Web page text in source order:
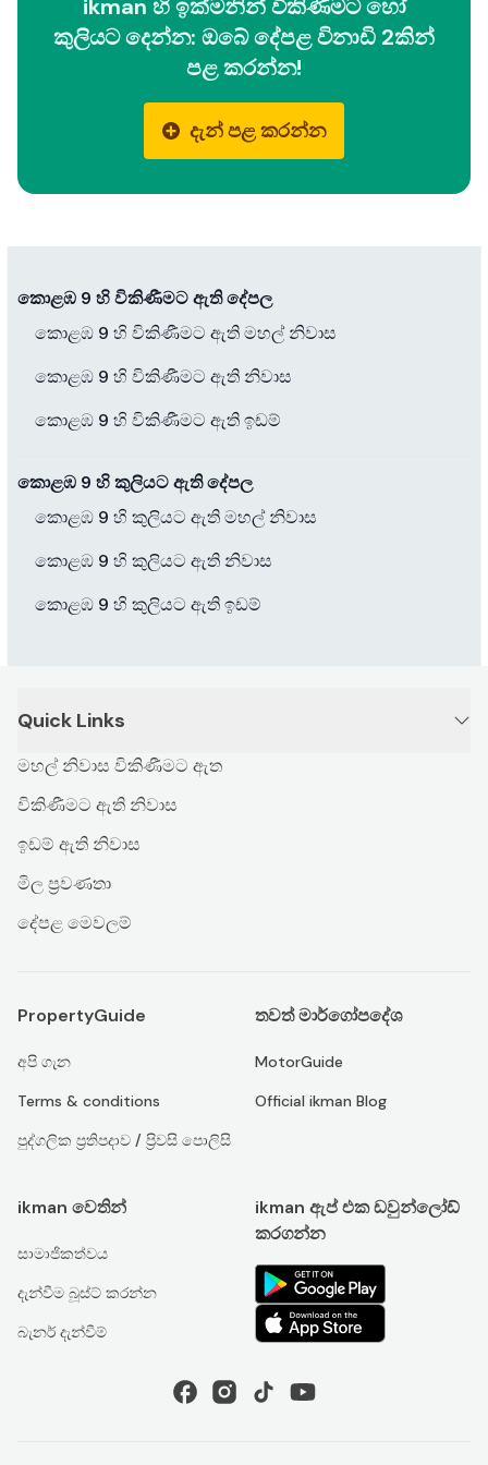
ikman හි ඉක්මනින් විකිණීමට හෝ
කුලියට දෙන්න: ඔබේ දේපළ විනාඩි 2කින්
පළ කරන්න!
දැන් පළ කරන්න
කොළඹ 9 හි විකිණීමට ඇති දේපල
කොළඹ 9 හි විකිණීමට ඇති මහල් නිවාස
කොළඹ 9 හි විකිණීමට ඇති නිවාස
කොළඹ 9 හි විකිණීමට ඇති ඉඩම්
කොළඹ 9 හි කුලියට ඇති දේපල
කොළඹ 9 හි කුලියට ඇති මහල් නිවාස
කොළඹ 9 හි කුලියට ඇති නිවාස
කොළඹ 9 හි කුලියට ඇති ඉඩම්
Quick Links
මහල් නිවාස විකිණීමට ඇත
විකිණීමට ඇති නිවාස
ඉඩම් ඇති නිවාස
මිල ප්‍රවණතා
දේපළ මෙවලම්
PropertyGuide
අපි ගැන
Terms & conditions
පුද්ගලික ප්‍රතිපදාව / ප්‍රිවසි පොලිසි
තවත් මාර්ගෝපදේශ
MotorGuide
Official ikman Blog
ikman වෙතින්
සාමාජිකත්වය
දැන්වීම බූස්ට් කරන්න
බැනර් දැන්වීම්
ikman ඇප් එක ඩවුන්ලෝඩ්
කරගන්න